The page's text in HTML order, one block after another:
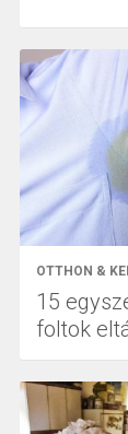
OTTHON &
15
foltok